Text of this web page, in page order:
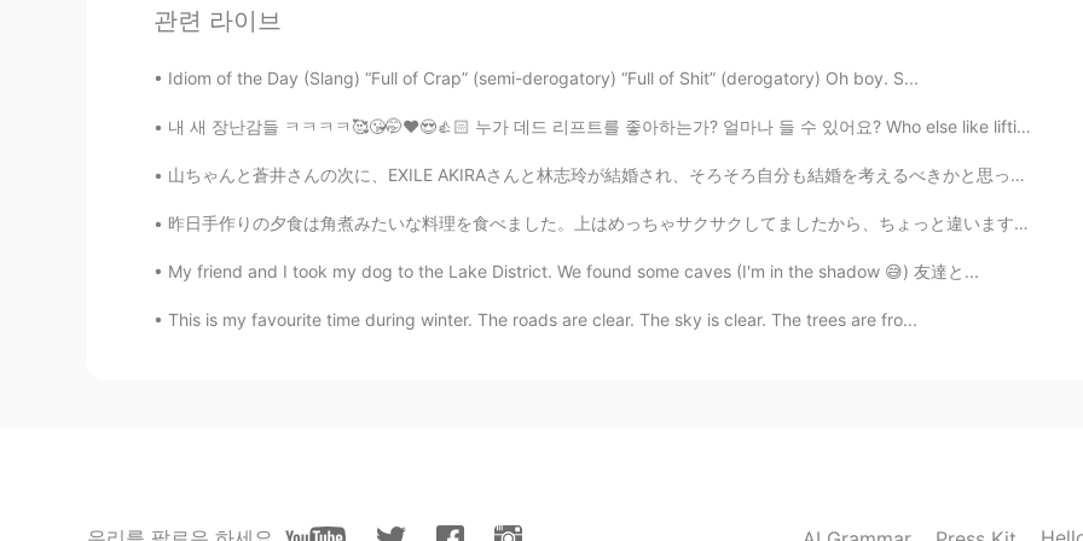
こんな大きなサボテン🌵初めて見ました。すごいですね。
JP EN
@Joël ジョエル Thank you so much🙏✨
Joël ジョエル 2021.06.20 04:34
EN JP
Joël ジョエル 2021.06.20 04:13
관련 라이브
Idiom of the Day (Slang) “Full of Crap” (semi-derogatory) “Full of Shit” (derogatory) Oh boy. S...
내 새 장난감들 ㅋㅋㅋㅋ🥰😘🤭❤️😍👍🏻 누가 데드 리프트를 좋아하는가? 얼마나 들 수 있어요? Who else like lifting? How much you can li...
山ちゃんと蒼井さんの次に、EXILE AKIRAさんと林志玲が結婚され、そろそろ自分も結婚を考えるべきかと思ったが、まずは相手ですね。 はい、頑張ります。😅 First it was Yama...
昨日手作りの夕食は角煮みたいな料理を食べました。上はめっちゃサクサクしてましたから、ちょっと違います。 これは香港の名物料理の一つです。名前は日本の焼肉の漢字とめっちゃ似てるのに、広東語では燒...
My friend and I took my dog to the Lake District. We found some caves (I'm in the shadow 😅) 友達と...
This is my favourite time during winter. The roads are clear. The sky is clear. The trees are fro...